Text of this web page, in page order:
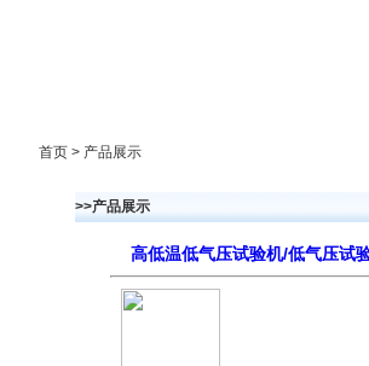
首页 > 产品展示
>>产品展示
高低温低气压试验机/低气压试